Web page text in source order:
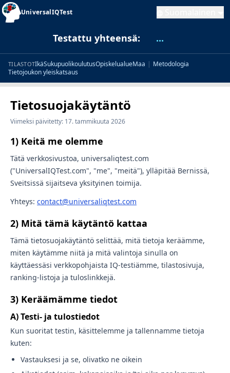
UniversalIQTest
Testattu yhteensä: ...
TILASTOTIkäSukupuolikoulutusOpiskelualueMaa | Metodologia
Tietojoukon yleiskatsaus
Tietosuojakäytäntö
Viimeksi päivitetty: 17. tammikuuta 2026
1) Keitä me olemme
Tätä verkkosivustoa, universaliqtest.com
("UniversalIQTest.com", "me", "meitä"), ylläpitää Bernissä,
Sveitsissä sijaitseva yksityinen toimija.
Yhteys: contact@universaliqtest.com
2) Mitä tämä käytäntö kattaa
Tämä tietosuojakäytäntö selittää, mitä tietoja keräämme,
miten käytämme niitä ja mitä valintoja sinulla on
käyttäessäsi verkkopohjaista IQ-testiämme, tilastosivuja,
ranking-listoja ja tuloslinkkejä.
3) Keräämämme tiedot
A) Testi- ja tulostiedot
Kun suoritat testin, käsittelemme ja tallennamme tietoja
kuten:
Vastauksesi ja se, olivatko ne oikein